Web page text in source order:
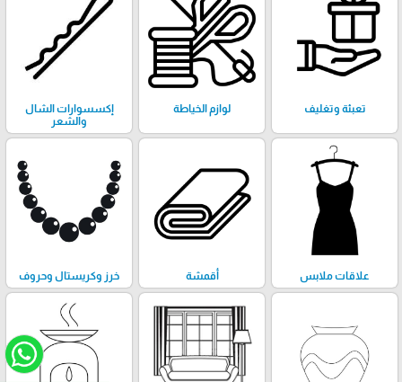
تعبئة وتغليف لوازم الخياطة
إكسسوارات الشال
والشعر
علاقات ملابس أقمشة خرز وكريستال وحروف